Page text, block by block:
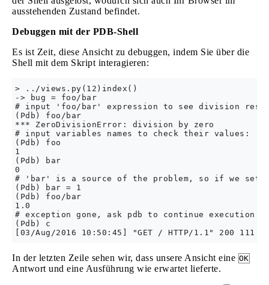
ausstehenden Zustand befindet.
Debuggen mit der PDB-Shell
Es ist Zeit, diese Ansicht zu debuggen, indem Sie über die
Shell mit dem Skript interagieren:
> ../views.py(12)index()
-> bug = foo/bar
# input 'foo/bar' expression to see division
(Pdb) foo/bar
*** ZeroDivisionError: division by zero
# input variables names to check their values:
(Pdb) foo
1
(Pdb) bar
0
# 'bar' is a source of the problem, so if we
(Pdb) bar = 1
(Pdb) foo/bar
1.0
# exception gone, ask pdb to continue execution
(Pdb) c
In der letzten Zeile sehen wir, dass unsere Ansicht eine OK
Antwort und eine Ausführung wie erwartet lieferte.